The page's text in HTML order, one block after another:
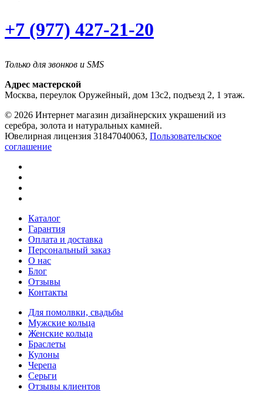
+7 (977) 427-21-20
Только для звонков и SMS
Адрес мастерской
Москва, переулок Оружейный, дом 13с2, подъезд 2, 1 этаж.
© 2026 Интернет магазин дизайнерских украшений из
серебра, золота и натуральных камней.
Ювелирная лицензия 31847040063, Пользовательское
соглашение
Каталог
Гарантия
Оплата и доставка
Персональный заказ
О нас
Блог
Отзывы
Контакты
Для помолвки, свадьбы
Мужские кольца
Женские кольца
Браслеты
Кулоны
Черепа
Серьги
Отзывы клиентов